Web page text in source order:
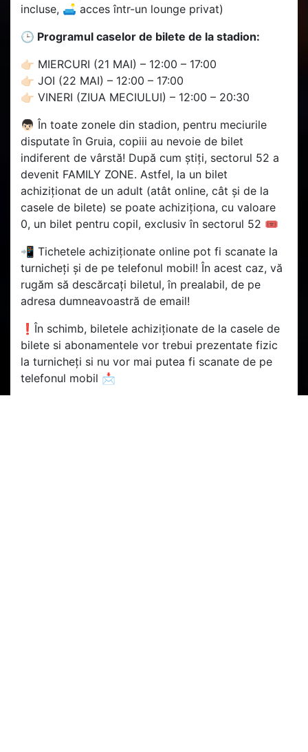
incluse, 🛋️ acces într-un lounge privat)
🕒 Programul caselor de bilete de la stadion:
👉🏻 MIERCURI (21 MAI) – 12:00 – 17:00
👉🏻 JOI (22 MAI) – 12:00 – 17:00
👉🏻 VINERI (ZIUA MECIULUI) – 12:00 – 20:30
👦🏻 În toate zonele din stadion, pentru meciurile
disputate în Gruia, copiii au nevoie de bilet
indiferent de vârstă! După cum știți, sectorul 52 a
devenit FAMILY ZONE. Astfel, la un bilet
achiziționat de un adult (atât online, cât și de la
casele de bilete) se poate achiziționa, cu valoare
0, un bilet pentru copil, exclusiv în sectorul 52 🎟️
📲 Tichetele achiziționate online pot fi scanate la
turnicheți și de pe telefonul mobil! În acest caz, vă
rugăm să descărcați biletul, în prealabil, de pe
adresa dumneavoastră de email!
❗În schimb, biletele achiziționate de la casele de
bilete si abonamentele vor trebui prezentate fizic
la turnicheți si nu vor mai putea fi scanate de pe
telefonul mobil 📩